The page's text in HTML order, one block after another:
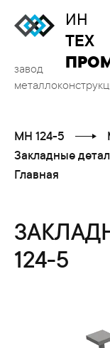
ИН
ТЕХ
завод
МН 124-5
Закладные
Главная
124-5